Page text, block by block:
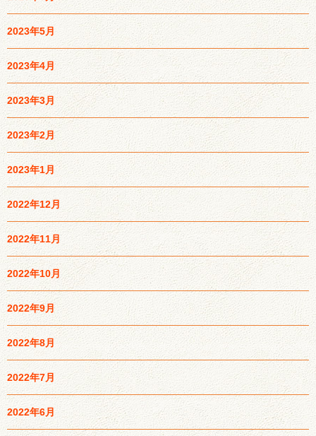
2023年5月
2023年4月
2023年3月
2023年2月
2023年1月
2022年12月
2022年11月
2022年10月
2022年9月
2022年8月
2022年7月
2022年6月